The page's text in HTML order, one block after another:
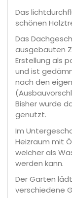
Das
schönen
Das
ausgebauten
Erstellung als
und ist
nach den
Bisher wurde
genutzt.
Im
Heizraum mit
welcher als
werden kann.
Der Garten
verschiedene